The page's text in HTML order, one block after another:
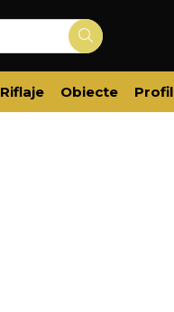
Riflaje Obiecte